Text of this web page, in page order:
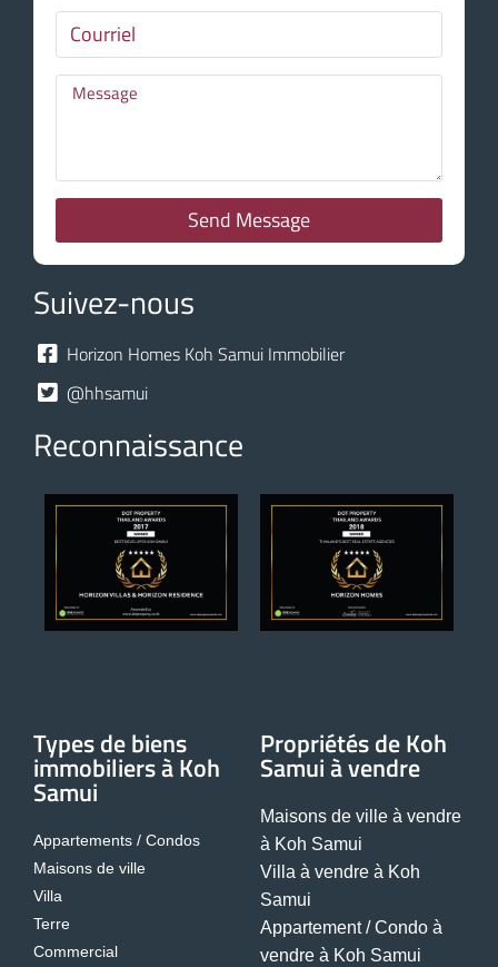
Send Message
Suivez-nous
Horizon Homes Koh Samui Immobilier
@hhsamui
Reconnaissance
Types de biens
immobiliers à Koh
Samui
Appartements / Condos
Maisons de ville
Villa
Terre
Commercial
Propriétés de Koh
Samui à vendre
Maisons de ville à vendre
à Koh Samui
Villa à vendre à Koh
Samui
Appartement / Condo à
vendre à Koh Samui